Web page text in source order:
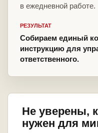
в ежедневной работе.
РЕЗУЛЬТАТ
Собираем единый
инструкцию для
ответственного.
Не уверены,
нужен для